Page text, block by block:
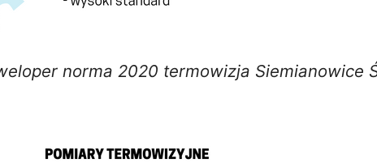
norma 2020 termowizja Siemianowice